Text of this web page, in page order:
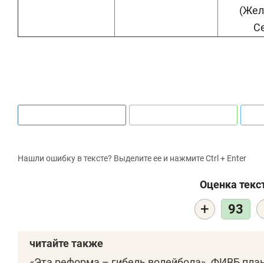
Нашли ошибку в тексте? Выделите ее и нажмите Ctrl + Enter
Оценка
+ 93
читайте также